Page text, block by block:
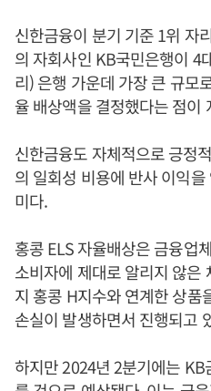
신한금융이 분기 기준 1위 자
의 자회사인 KB국민은행이 4
리) 은행 가운데 가장 큰 규모
율 배상액을 결정했다는 점이
신한금융도 자체적으로 긍정
의 일회성 비용에 반사 이익
미다.
홍콩 ELS 자율배상은 금융업
소비자에 제대로 알리지 않은
지 홍콩 H지수와 연계한 상품
손실이 발생하면서 진행되고
하지만 2024년 2분기에는